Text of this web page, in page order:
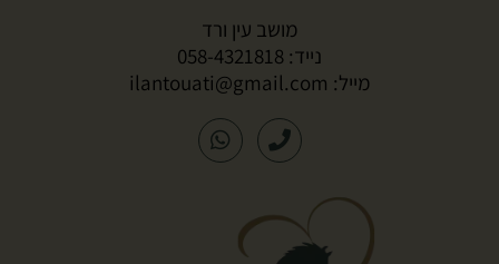
מושב עין ורד
נייד: 058-4321818
מייל: ilantouati@gmail.com